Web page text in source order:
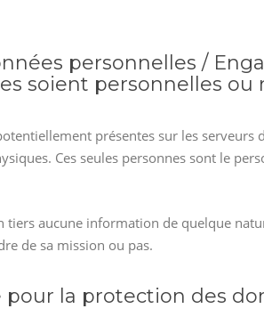
personnelles /
soient personnelles ou
présentes sur les
Ces seules personnes sont le
tiers aucune information de quelque
de sa mission ou pas.
la protection des